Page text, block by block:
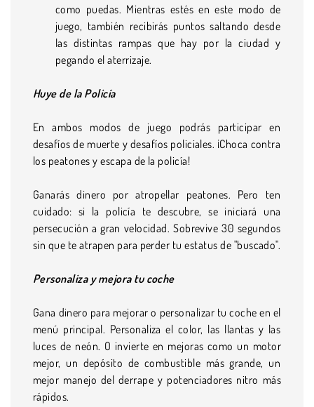
como puedas. Mientras estés en este modo de
juego, también recibirás puntos saltando desde
las distintas rampas que hay por la ciudad y
pegando el aterrizaje.
Huye de la Policía
En ambos modos de juego podrás participar en
desafíos de muerte y desafíos policiales. ¡Choca contra
los peatones y escapa de la policía!
Ganarás dinero por atropellar peatones. Pero ten
cuidado: si la policía te descubre, se iniciará una
persecución a gran velocidad. Sobrevive 30 segundos
sin que te atrapen para perder tu estatus de "buscado".
Personaliza y mejora tu coche
Gana dinero para mejorar o personalizar tu coche en el
menú principal. Personaliza el color, las llantas y las
luces de neón. O invierte en mejoras como un motor
mejor, un depósito de combustible más grande, un
mejor manejo del derrape y potenciadores nitro más
rápidos.